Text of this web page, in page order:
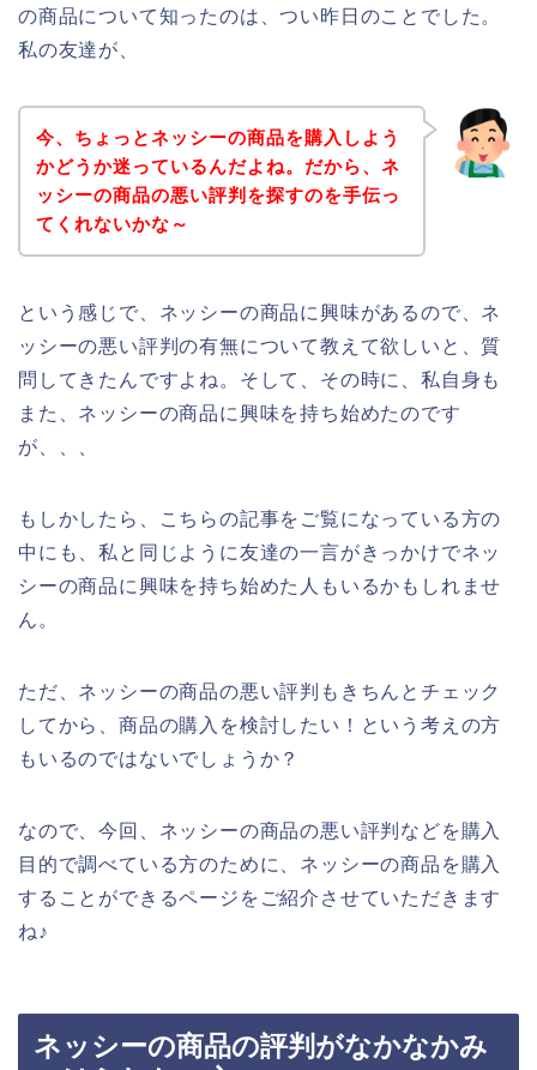
の商品について知ったのは、つい昨日のことでした。
私の友達が、
今、ちょっとネッシーの商品を購入しよう
かどうか迷っているんだよね。だから、ネ
ッシーの商品の悪い評判を探すのを手伝っ
てくれないかな～
という感じで、ネッシーの商品に興味があるので、ネ
ッシーの悪い評判の有無について教えて欲しいと、質
問してきたんですよね。そして、その時に、私自身も
また、ネッシーの商品に興味を持ち始めたのです
が、、、
もしかしたら、こちらの記事をご覧になっている方の
中にも、私と同じように友達の一言がきっかけでネッ
シーの商品に興味を持ち始めた人もいるかもしれませ
ん。
ただ、ネッシーの商品の悪い評判もきちんとチェック
してから、商品の購入を検討したい！という考えの方
もいるのではないでしょうか？
なので、今回、ネッシーの商品の悪い評判などを購入
目的で調べている方のために、ネッシーの商品を購入
することができるページをご紹介させていただきます
ね♪
ネッシーの商品の評判がなかなかみ